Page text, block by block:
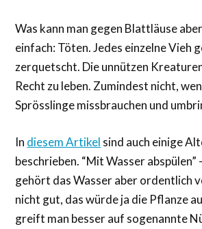
Was kann man gegen Blattläuse
einfach: Töten. Jedes einzelne Vieh
zerquetscht. Die unnützen
Recht zu leben. Zumindest nicht,
Sprösslinge missbrauchen und
In diesem Artikel sind auch einige
beschrieben. “Mit Wasser abspülen”
gehört das Wasser aber ordentlich
nicht gut, das würde ja die Pflanze
greift man besser auf sogenannte